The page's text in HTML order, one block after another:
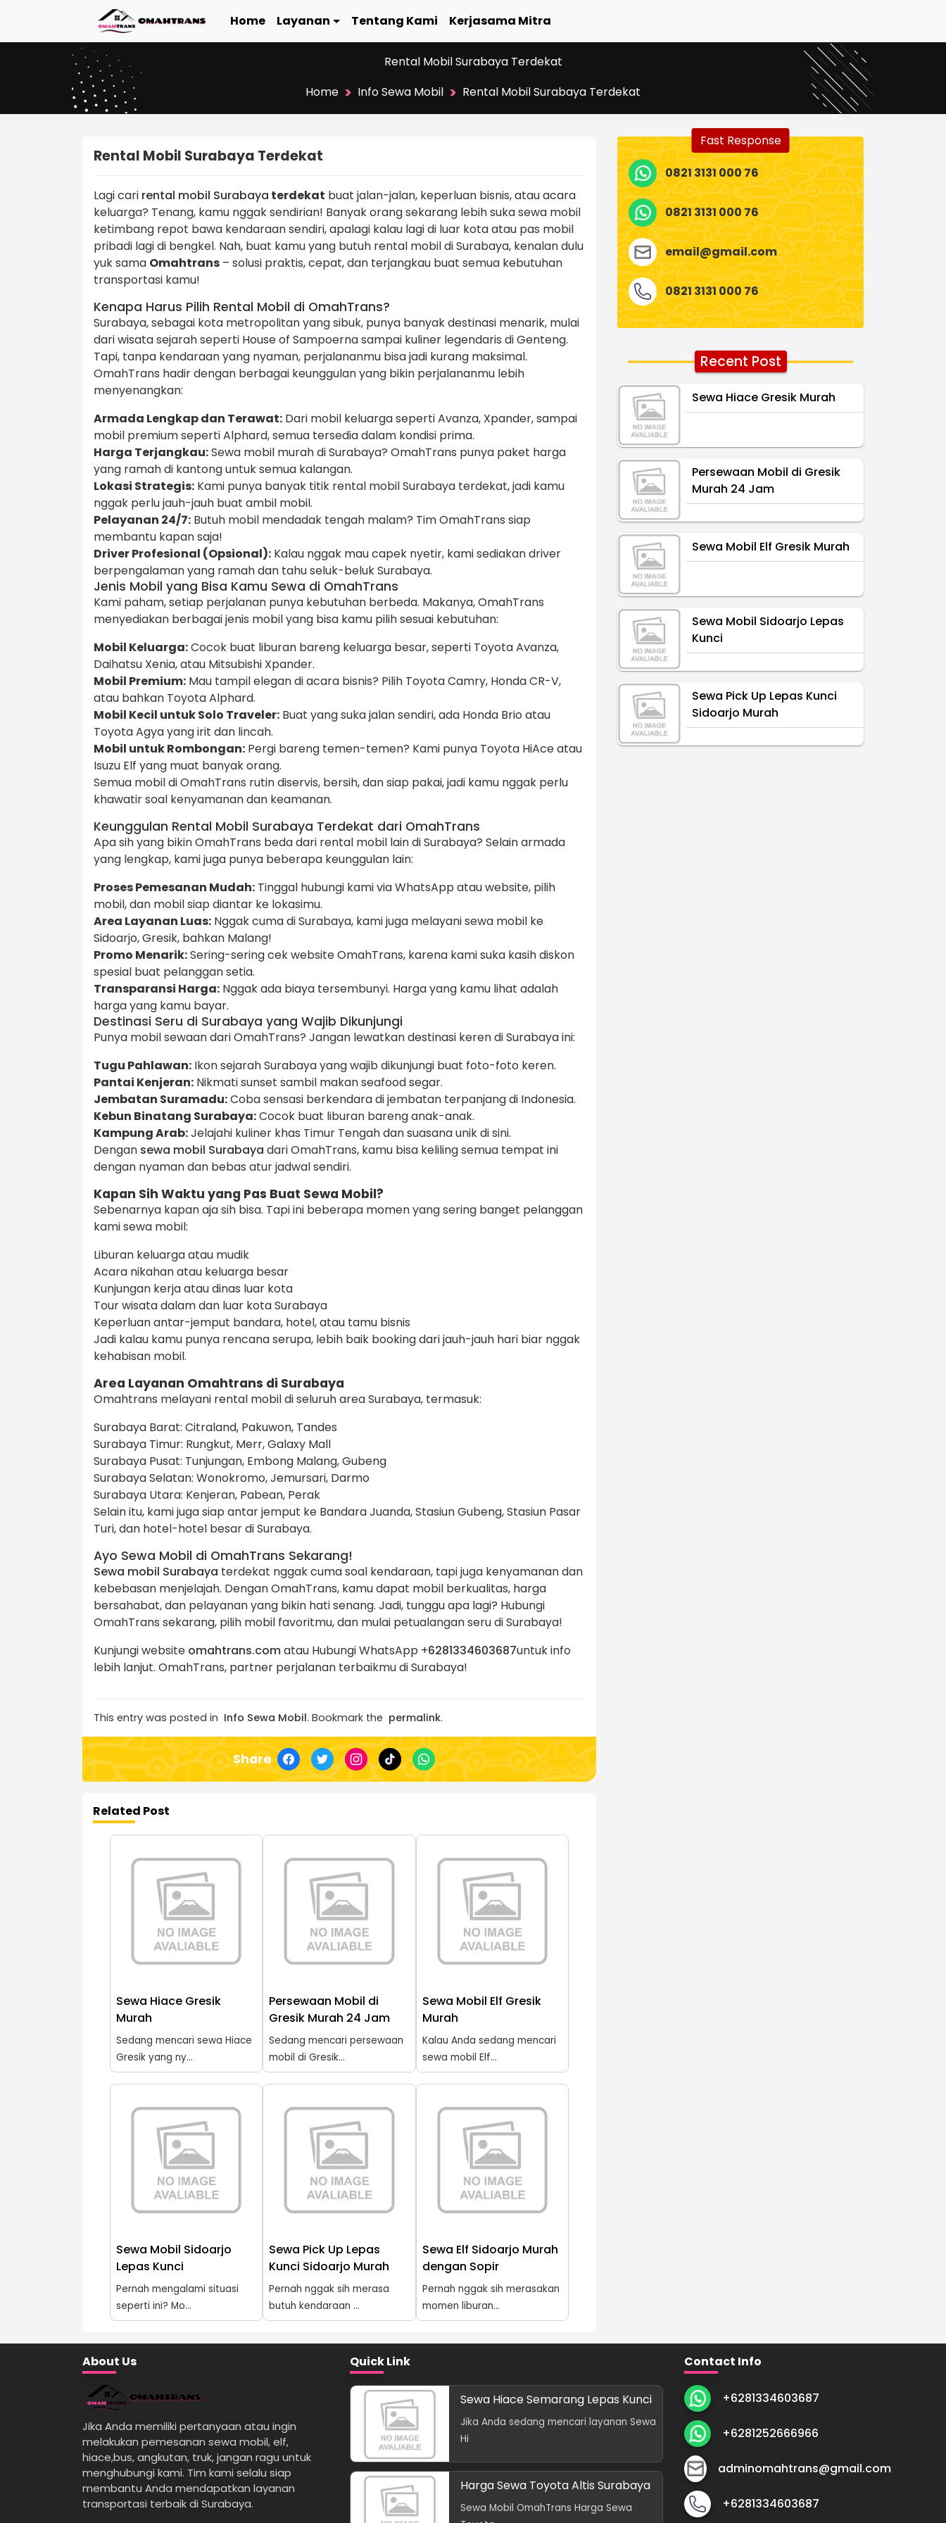
Home Layanan Tentang Kami Kerjasama Mitra
Rental Mobil Surabaya Terdekat
Home > Info Sewa Mobil > Rental Mobil Surabaya Terdekat
Rental Mobil Surabaya Terdekat
Lagi cari rental mobil Surabaya terdekat buat jalan-jalan, keperluan bisnis, atau acara
keluarga? Tenang, kamu nggak sendirian! Banyak orang sekarang lebih suka sewa mobil
ketimbang repot bawa kendaraan sendiri, apalagi kalau lagi di luar kota atau pas mobil
pribadi lagi di bengkel. Nah, buat kamu yang butuh rental mobil di Surabaya, kenalan dulu
yuk sama Omahtrans – solusi praktis, cepat, dan terjangkau buat semua kebutuhan
transportasi kamu!
Kenapa Harus Pilih Rental Mobil di OmahTrans?
Surabaya, sebagai kota metropolitan yang sibuk, punya banyak destinasi menarik, mulai
dari wisata sejarah seperti House of Sampoerna sampai kuliner legendaris di Genteng.
Tapi, tanpa kendaraan yang nyaman, perjalananmu bisa jadi kurang maksimal.
OmahTrans hadir dengan berbagai keunggulan yang bikin perjalananmu lebih
menyenangkan:
Armada Lengkap dan Terawat: Dari mobil keluarga seperti Avanza, Xpander, sampai
mobil premium seperti Alphard, semua tersedia dalam kondisi prima.
Harga Terjangkau:Sewa mobil murah di Surabaya? OmahTrans punya paket harga
yang ramah di kantong untuk semua kalangan.
Lokasi Strategis: Kami punya banyak titik rental mobil Surabaya terdekat, jadi kamu
nggak perlu jauh-jauh buat ambil mobil.
Pelayanan 24/7: Butuh mobil mendadak tengah malam? Tim OmahTrans siap
membantu kapan saja!
Driver Profesional (Opsional): Kalau nggak mau capek nyetir, kami sediakan driver
berpengalaman yang ramah dan tahu seluk-beluk Surabaya.
Jenis Mobil yang Bisa Kamu Sewa di OmahTrans
Kami paham, setiap perjalanan punya kebutuhan berbeda. Makanya, OmahTrans
menyediakan berbagai jenis mobil yang bisa kamu pilih sesuai kebutuhan:
Mobil Keluarga:Cocok buat liburan bareng keluarga besar, seperti Toyota Avanza,
Daihatsu Xenia, atau Mitsubishi Xpander.
Mobil Premium: Mau tampil elegan di acara bisnis? Pilih Toyota Camry, Honda CR-V,
atau bahkan Toyota Alphard.
Mobil Kecil untuk Solo Traveler: Buat yang suka jalan sendiri, ada Honda Brio atau
Toyota Agya yang irit dan lincah.
Mobil untuk Rombongan: Pergi bareng temen-temen? Kami punya Toyota HiAce atau
Isuzu Elf yang muat banyak orang.
Semua mobil di OmahTrans rutin diservis, bersih, dan siap pakai, jadi kamu nggak perlu
khawatir soal kenyamanan dan keamanan.
Keunggulan Rental Mobil Surabaya Terdekat dari OmahTrans
Apa sih yang bikin OmahTrans beda dari rental mobil lain di Surabaya? Selain armada
yang lengkap, kami juga punya beberapa keunggulan lain:
Proses Pemesanan Mudah: Tinggal hubungi kami via WhatsApp atau website, pilih
mobil, dan mobil siap diantar ke lokasimu.
Area Layanan Luas: Nggak cuma di Surabaya, kami juga melayani sewa mobil ke
Sidoarjo, Gresik, bahkan Malang!
Promo Menarik:Sering-sering cek website OmahTrans, karena kami suka kasih diskon
spesial buat pelanggan setia.
Transparansi Harga: Nggak ada biaya tersembunyi. Harga yang kamu lihat adalah
harga yang kamu bayar.
Destinasi Seru di Surabaya yang Wajib Dikunjungi
Punya mobil sewaan dari OmahTrans? Jangan lewatkan destinasi keren di Surabaya ini:
Tugu Pahlawan: Ikon sejarah Surabaya yang wajib dikunjungi buat foto-foto keren.
Pantai Kenjeran: Nikmati sunset sambil makan seafood segar.
Jembatan Suramadu:Coba sensasi berkendara di jembatan terpanjang di Indonesia.
Kebun Binatang Surabaya:Cocok buat liburan bareng anak-anak.
Kampung Arab:Jelajahi kuliner khas Timur Tengah dan suasana unik di sini.
Dengan sewa mobil Surabaya dari OmahTrans, kamu bisa keliling semua tempat ini
dengan nyaman dan bebas atur jadwal sendiri.
Kapan Sih Waktu yang Pas Buat Sewa Mobil?
Sebenarnya kapan aja sih bisa. Tapi ini beberapa momen yang sering banget pelanggan
kami sewa mobil:
Liburan keluarga atau mudik
Acara nikahan atau keluarga besar
Kunjungan kerja atau dinas luar kota
Tour wisata dalam dan luar kota Surabaya
Keperluan antar-jemput bandara, hotel, atau tamu bisnis
Jadi kalau kamu punya rencana serupa, lebih baik booking dari jauh-jauh hari biar nggak
kehabisan mobil.
Area Layanan Omahtrans di Surabaya
Omahtrans melayani rental mobil di seluruh area Surabaya, termasuk:
Surabaya Barat: Citraland, Pakuwon, Tandes
Surabaya Timur: Rungkut, Merr, Galaxy Mall
Surabaya Pusat: Tunjungan, Embong Malang, Gubeng
Surabaya Selatan: Wonokromo, Jemursari, Darmo
Surabaya Utara: Kenjeran, Pabean, Perak
Selain itu, kami juga siap antar jemput ke Bandara Juanda, Stasiun Gubeng, Stasiun Pasar
Turi, dan hotel-hotel besar di Surabaya.
Ayo Sewa Mobil di OmahTrans Sekarang!
Sewa mobil Surabaya terdekat nggak cuma soal kendaraan, tapi juga kenyamanan dan
kebebasan menjelajah. Dengan OmahTrans, kamu dapat mobil berkualitas, harga
bersahabat, dan pelayanan yang bikin hati senang. Jadi, tunggu apa lagi? Hubungi
OmahTrans sekarang, pilih mobil favoritmu, dan mulai petualangan seru di Surabaya!
Kunjungi website omahtrans.comatau Hubungi WhatsApp +6281334603687untuk info
lebih lanjut. OmahTrans, partner perjalanan terbaikmu di Surabaya!
This entry was posted in Info Sewa Mobil. Bookmark the permalink.
Share
Related Post
Sewa Hiace Gresik
Murah
Sedang mencari sewa Hiace
Gresik yang ny...
Persewaan Mobil di
Gresik Murah 24 Jam
Sedang mencari persewaan
mobil di Gresik...
Sewa Mobil Elf Gresik
Murah
Kalau Anda sedang mencari
sewa mobil Elf...
Sewa Mobil Sidoarjo
Lepas Kunci
Pernah mengalami situasi
seperti ini? Mo...
Sewa Pick Up Lepas
Kunci Sidoarjo Murah
Pernah nggak sih merasa
butuh kendaraan ...
Sewa Elf Sidoarjo Murah
dengan Sopir
Pernah nggak sih merasakan
momen liburan...
Fast Response
0821 3131 000 76
0821 3131 000 76
email@gmail.com
0821 3131 000 76
Recent Post
Sewa Hiace Gresik Murah
Persewaan Mobil di Gresik
Murah 24 Jam
Sewa Mobil Elf Gresik Murah
Sewa Mobil Sidoarjo Lepas
Kunci
Sewa Pick Up Lepas Kunci
Sidoarjo Murah
About Us
Jika Anda memiliki pertanyaan atau ingin
melakukan pemesanan sewa mobil, elf,
hiace,bus, angkutan, truk, jangan ragu untuk
menghubungi kami. Tim kami selalu siap
membantu Anda mendapatkan layanan
transportasi terbaik di Surabaya.
Quick Link
Sewa Hiace Semarang Lepas Kunci
Jika Anda sedang mencari layanan Sewa
Hi
Harga Sewa Toyota Altis Surabaya
Sewa Mobil OmahTrans Harga Sewa
Contact Info
+6281334603687
+6281252666966
adminomahtrans@gmail.com
+6281334603687